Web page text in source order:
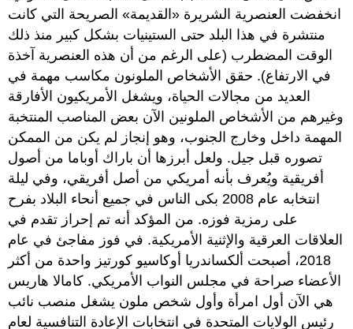
انخفضت العنصرية الشريرة «القديمة» الصريحة التي كانت
منتشرة في هذا البلد حتى الستينيات بشكل كبير منذ ذلك
الوقت المضطرب (على الرغم من أن هذه العنصرية آخذة
في الارتفاع). حقق الأشخاص الملونون مكاسب مهمة في
العديد من مجالات الحياة، ويشغل الأمريكيون الأفارقة
وغيرهم من الأشخاص الملونين الآن بعض المناصب المنتخبة
المهمة داخل وخارج الجنوب، وهو إنجاز لم يكن من الممكن
تصوره قبل جيل. ولعل أبرزها أن باراك أوباما من أصول
أفريقية ويُعرف بأنه أمريكي من أصل أفريقي، وفي ليلة
انتخابه عام 2008 بكى الناس في جميع أنحاء البلاد بفرح
على رمزية فوزه. من المؤكد أنه تم إحراز تقدم في
العلاقات العرقية والإثنية الأمريكية. في فوز مفاجئ في عام
2018، أصبحت ألكساندريا أوكاسيو كورتيز واحدة من أكثر
الأعضاء صراحة في مجلس النواب الأمريكي. كامالا هاريس
هي الآن أول امرأة وأول شخص ملون يشغل منصب نائب
رئيس الولايات المتحدة في انتخابات الإعادة التنافسية لعام